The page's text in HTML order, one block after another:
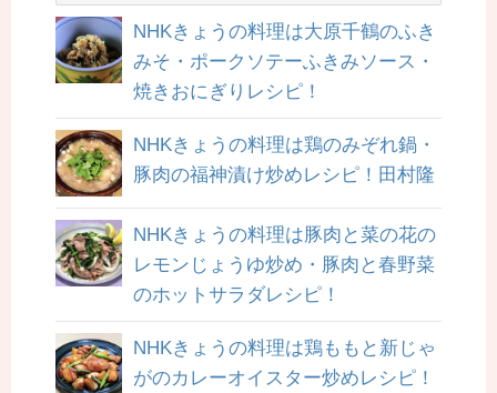
NHKきょうの料理は大原千鶴のふき
みそ・ポークソテーふきみソース・
焼きおにぎりレシピ！
NHKきょうの料理は鶏のみぞれ鍋・
豚肉の福神漬け炒めレシピ！田村隆
NHKきょうの料理は豚肉と菜の花の
レモンじょうゆ炒め・豚肉と春野菜
のホットサラダレシピ！
NHKきょうの料理は鶏ももと新じゃ
がのカレーオイスター炒めレシピ！